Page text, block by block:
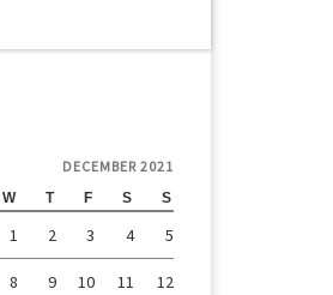
DECEMBER 2021
W T F S S
1 2 3 4 5
8 9 10 11 12